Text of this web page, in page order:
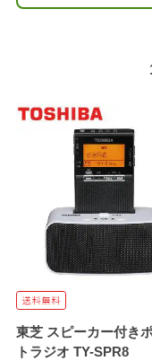
東芝 スピーカー付き
トラジオ TY-SPR8